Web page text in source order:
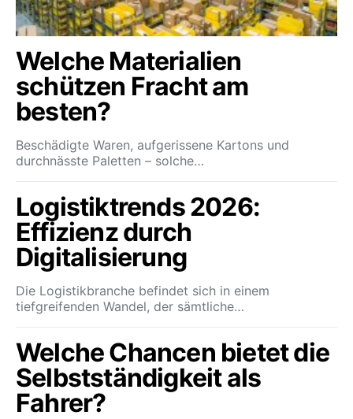
Welche Materialien
schützen Fracht am
besten?
Beschädigte Waren, aufgerissene Kartons und
durchnässte Paletten – solche…
Logistiktrends 2026:
Effizienz durch
Digitalisierung
Die Logistikbranche befindet sich in einem
tiefgreifenden Wandel, der sämtliche…
Welche Chancen bietet die
Selbstständigkeit als
Fahrer?